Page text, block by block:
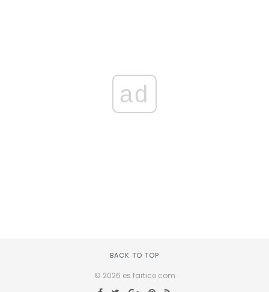
ad
BACK TO TOP
© 2026 es.fartice.com